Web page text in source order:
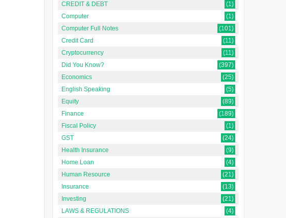
CREDIT & DEBT
(1)
Computer
(1)
Computer Full Notes
(101)
Credit Card
(11)
Cryptocurrency
(11)
Did You Know?
(397)
Economics
(25)
English Speaking
(5)
Equity
(89)
Finance
(189)
Fiscal Policy
(1)
GST
(24)
Health Insurance
(9)
Home Loan
(4)
Human Resource
(21)
Insurance
(13)
Investing
(21)
LAWS & REGULATIONS
(4)